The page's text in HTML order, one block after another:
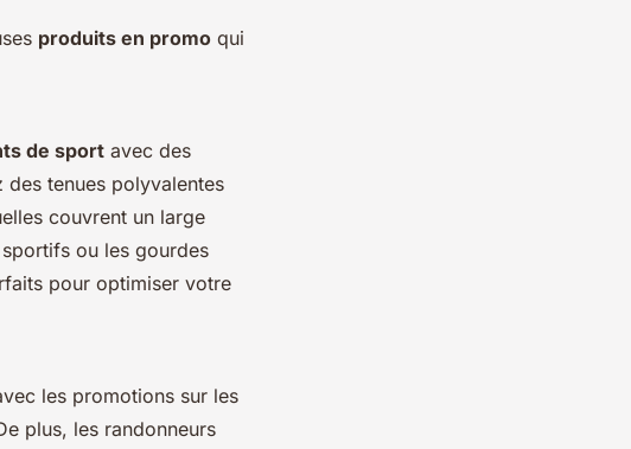
produits en promo qui
de sport avec des
des tenues polyvalentes
couvrent un large
ou les gourdes
pour optimiser votre
les promotions sur les
plus, les randonneurs